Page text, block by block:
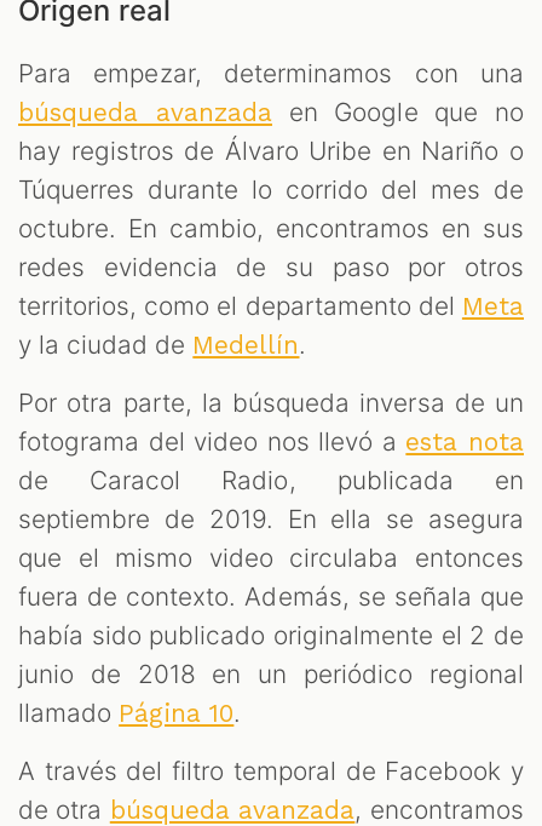
Origen real
Para empezar, determinamos con una
búsqueda avanzada en Google que no
hay registros de Álvaro Uribe en Nariño o
Túquerres durante lo corrido del mes de
octubre. En cambio, encontramos en sus
redes evidencia de su paso por otros
territorios, como el departamento del Meta
y la ciudad de Medellín.
Por otra parte, la búsqueda inversa de un
fotograma del video nos llevó a esta nota
de Caracol Radio, publicada en
septiembre de 2019. En ella se asegura
que el mismo video circulaba entonces
fuera de contexto. Además, se señala que
había sido publicado originalmente el 2 de
junio de 2018 en un periódico regional
llamado Página 10.
A través del filtro temporal de Facebook y
de otra búsqueda avanzada, encontramos